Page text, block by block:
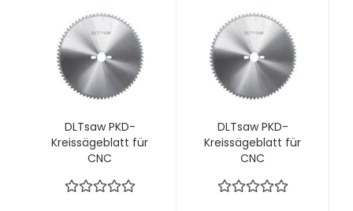
DLTsaw PKD-
Kreissägeblatt für
CNC
mm z42 MMT -
DLTsaw PKD-
Kreissägeblatt für
CNC
mm z48 MMT -